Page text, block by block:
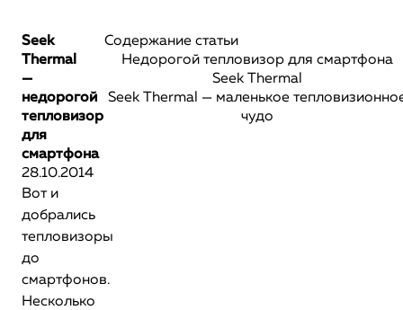
Seek
Thermal
—
недорогой
тепловизор
для
смартфона
28.10.2014
Вот и
добрались
тепловизоры
до
смартфонов.
Несколько
Содержание статьи
Недорогой тепловизор для смартфона
Seek Thermal
Seek Thermal — маленькое
чудо